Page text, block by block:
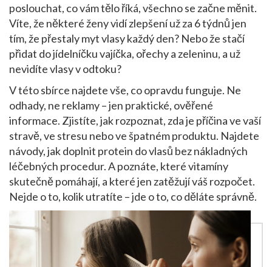
poslouchat, co vám tělo říká, všechno se začne měnit.
Víte, že některé ženy vidí zlepšení už za 6 týdnů jen
tím, že přestaly myt vlasy každý den? Nebo že stačí
přidat do jídelníčku vajíčka, ořechy a zeleninu, a už
nevidíte vlasy v odtoku?
V této sbírce najdete vše, co opravdu funguje. Ne
odhady, ne reklamy – jen praktické, ověřené
informace. Zjistíte, jak rozpoznat, zda je příčina ve vaší
stravě, ve stresu nebo ve špatném produktu. Najdete
návody, jak doplnit protein do vlasů bez nákladných
léčebných procedur. A poznáte, které vitamíny
skutečně pomáhají, a které jen zatěžují váš rozpočet.
Nejde o to, kolik utratíte – jde o to, co děláte správně.